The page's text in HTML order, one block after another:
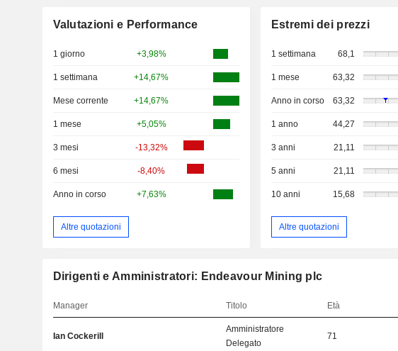
Valutazioni e Performance
1 giorno +3,98%
1 settimana +14,67%
Mese corrente +14,67%
1 mese +5,05%
3 mesi -13,32%
6 mesi -8,40%
Anno in corso +7,63%
Altre quotazioni
Estremi dei prezzi
1 settimana 68,1
1 mese 63,32
Anno in corso 63,32
1 anno 44,27
3 anni 21,11
5 anni 21,11
10 anni 15,68
Altre quotazioni
Dirigenti e Amministratori: Endeavour Mining plc
Manager Titolo Età
Ian Cockerill
Amministratore
Delegato
71